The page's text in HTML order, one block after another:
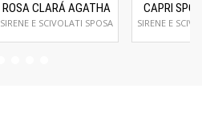
ROSA CLARÁ AGATHA
SIRENE E SCIVOLATI SPOSA
CAPRI
SIRENE E